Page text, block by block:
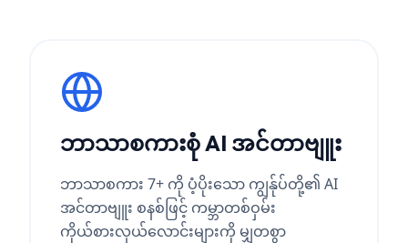
ဘာသာစကားစုံ AI အင်တာဗျူး
ဘာသာစကား 7+ ကို ပံ့ပိုးသော ကျွန်ုပ်တို့၏ AI
အင်တာဗျူး စနစ်ဖြင့် ကမ္ဘာတစ်ဝှမ်း
ကိုယ်စားလှယ်လောင်းများကို မျှတစွာ